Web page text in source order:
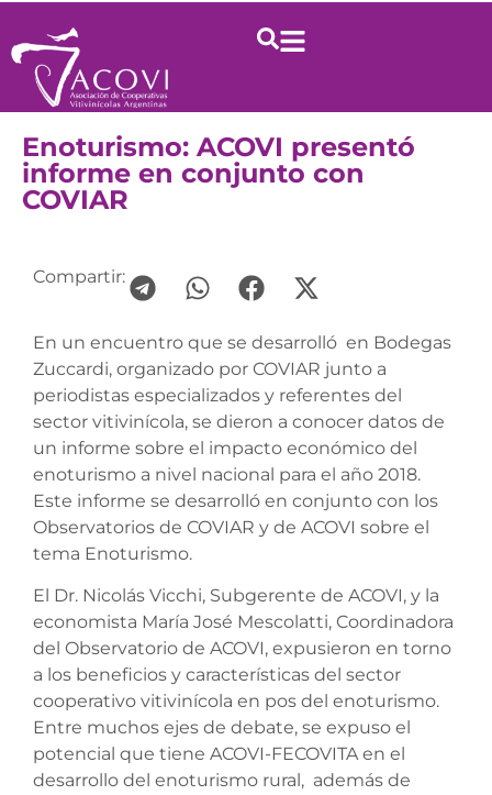
Enoturismo: ACOVI presentó
informe en conjunto con
COVIAR
Compartir:
En un encuentro que se desarrolló en Bodegas
Zuccardi, organizado por COVIAR junto a
periodistas especializados y referentes del
sector vitivinícola, se dieron a conocer datos de
un informe sobre el impacto económico del
enoturismo a nivel nacional para el año 2018.
Este informe se desarrolló en conjunto con los
Observatorios de COVIAR y de ACOVI sobre el
tema Enoturismo.
El Dr. Nicolás Vicchi, Subgerente de ACOVI, y la
economista María José Mescolatti, Coordinadora
del Observatorio de ACOVI, expusieron en torno
a los beneficios y características del sector
cooperativo vitivinícola en pos del enoturismo.
Entre muchos ejes de debate, se expuso el
potencial que tiene ACOVI-FECOVITA en el
desarrollo del enoturismo rural, además de